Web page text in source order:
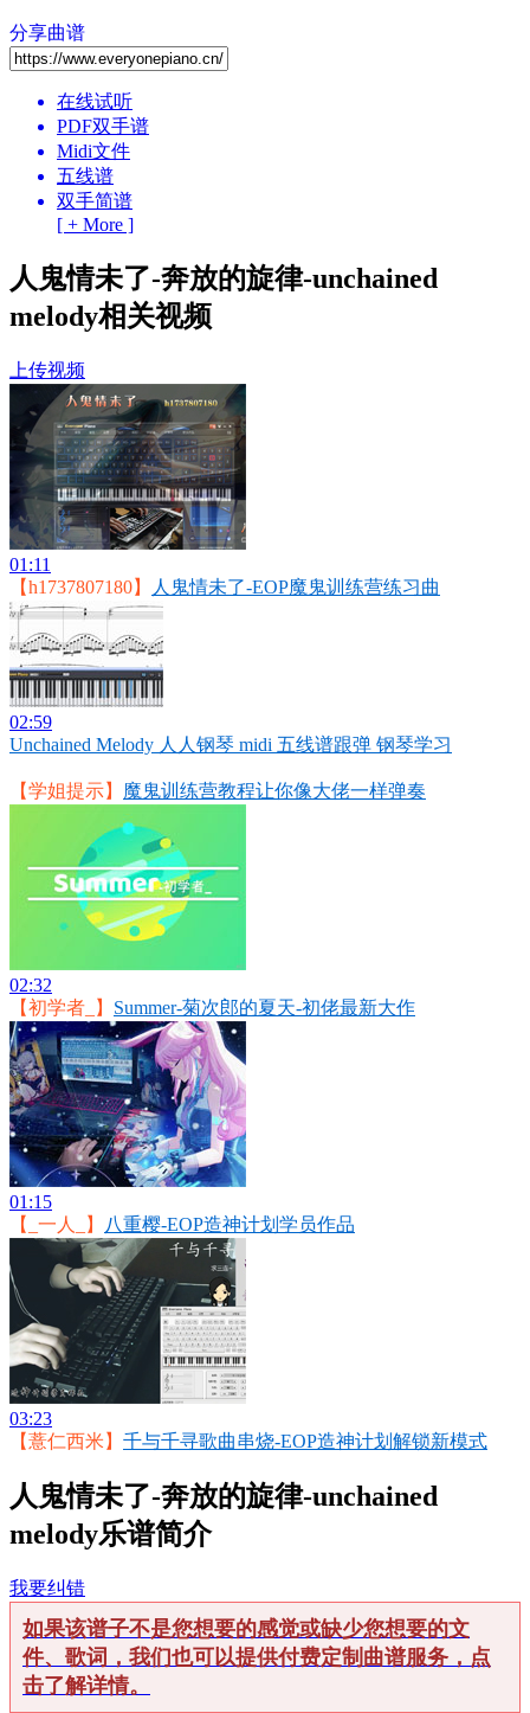
分享曲谱
在线试听
PDF双手谱
Midi文件
五线谱
双手简谱
[ + More ]
人鬼情未了-奔放的旋律-unchained
melody相关视频
上传视频
01:11
【h1737807180】
人鬼情未了-EOP魔鬼训练营练习曲
02:59
Unchained Melody 人人钢琴 midi 五线谱跟弹 钢琴学习
【学姐提示】 魔鬼训练营教程让你像大佬一样弹奏
02:32
【初学者_】 Summer-菊次郎的夏天-初佬最新大作
01:15
【_一人_】
八重樱-EOP造神计划学员作品
03:23
【薏仁西米】 千与千寻歌曲串烧-EOP造神计划解锁新模式
人鬼情未了-奔放的旋律-unchained
melody乐谱简介
我要纠错
如果该谱子不是您想要的感觉或缺少您想要的文
件、歌词，我们也可以提供付费定制曲谱服务，点
击了解详情。